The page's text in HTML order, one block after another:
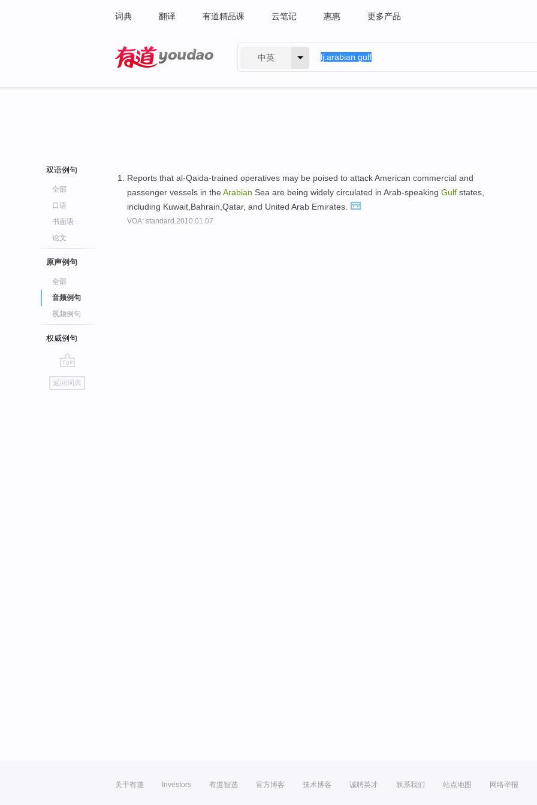
词典 翻译 有道精品课 云笔记 惠惠 更多产品
中英
双语例句
全部
口语
书面语
论文
原声例句
全部
音频例句
视频例句
权威例句
go
top
返回词典
Reports that al-Qaida-trained operatives may be poised to attack American commercial and
passenger vessels in the Arabian Sea are being widely circulated in Arab-speaking Gulf states,
including Kuwait,Bahrain,Qatar, and United Arab Emirates.
VOA: standard.2010.01.07
关于有道 Investors 有道智选 官方博客 技术博客 诚聘英才 联系我们 站点地图 网络举报